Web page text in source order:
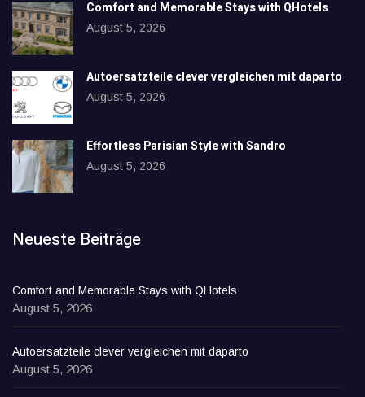
Comfort and Memorable Stays with QHotels
August 5, 2026
Autoersatzteile clever vergleichen mit daparto
August 5, 2026
Effortless Parisian Style with Sandro
August 5, 2026
Neueste Beiträge
Comfort and Memorable Stays with QHotels
August 5, 2026
Autoersatzteile clever vergleichen mit daparto
August 5, 2026